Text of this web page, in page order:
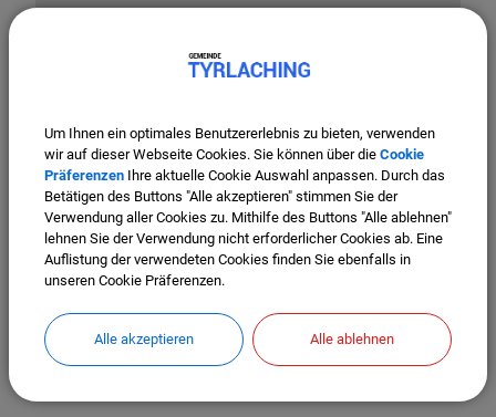
OpenStreetMap wird derzeit
nicht angezeigt
Bitte aktivieren Sie "OpenStreetMap" in Ihren
Cookie Einstellungen.
Cookies Anpassen
Um Ihnen ein optimales Benutzererlebnis zu bieten, verwenden
wir auf dieser Webseite Cookies. Sie können über die Cookie
Präferenzen Ihre aktuelle Cookie Auswahl anpassen. Durch das
Betätigen des Buttons "Alle akzeptieren" stimmen Sie der
Verwendung aller Cookies zu. Mithilfe des Buttons "Alle ablehnen"
lehnen Sie der Verwendung nicht erforderlicher Cookies ab. Eine
Auflistung der verwendeten Cookies finden Sie ebenfalls in
unseren Cookie Präferenzen.
Alle akzeptieren Alle ablehnen